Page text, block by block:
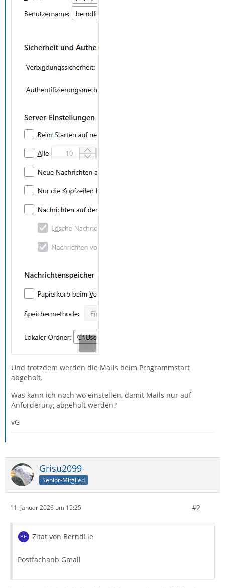
Und trotzdem werden die Mails beim Programmstart
abgeholt.
Was kann ich noch wo einstellen, damit Mails nur auf
Anforderung abgeholt werden?
vG
Grisu2099
Senior-Mitglied
11. Januar 2026 um 15:25 #2
Zitat von BerndLie
Postfachanb Gmail